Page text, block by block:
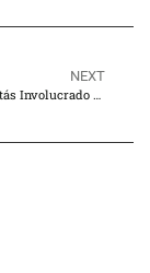
NEXT
Qué Hacer Si Estás Involucrado en un Accidente de Coche en Los Ángeles